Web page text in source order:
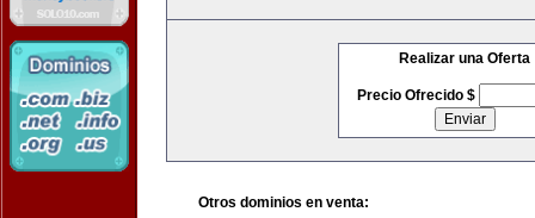
Realizar una Oferta
Precio Ofrecido $
Otros dominios en venta: